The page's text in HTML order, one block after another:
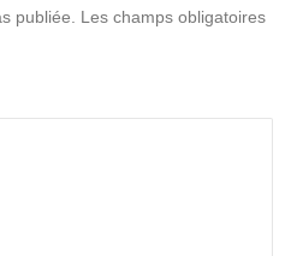
publiée.
Les champs obligatoires